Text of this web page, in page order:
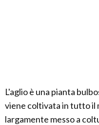
L'aglio è una pianta
viene coltivata in tutto il
largamente messo a